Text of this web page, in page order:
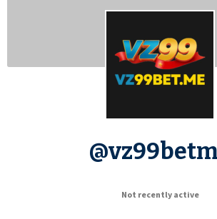
Not recently active